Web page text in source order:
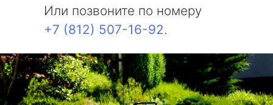
Или позвоните по номеру
+7 (812) 507-16-92.